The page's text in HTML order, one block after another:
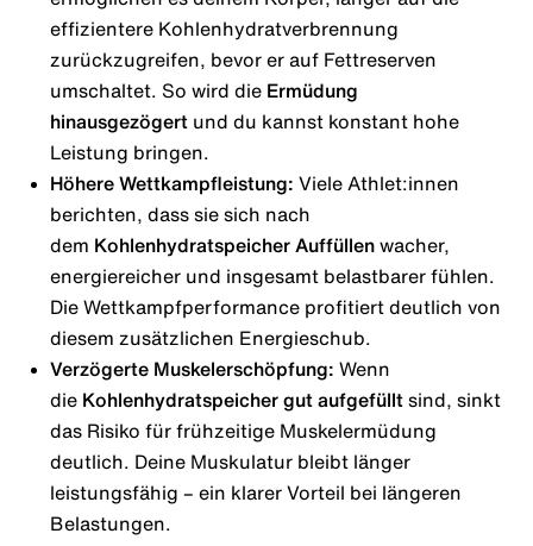
effizientere Kohlenhydratverbrennung
zurückzugreifen, bevor er auf Fettreserven
umschaltet. So wird die Ermüdung
hinausgezögertund du kannst konstant hohe
Leistung bringen.
Höhere Wettkampfleistung: Viele Athlet:innen
berichten, dass sie sich nach
dem Kohlenhydratspeicher Auffüllenwacher,
energiereicher und insgesamt belastbarer fühlen.
Die Wettkampfperformance profitiert deutlich von
diesem zusätzlichen Energieschub.
Verzögerte Muskelerschöpfung: Wenn
die Kohlenhydratspeicher gut aufgefülltsind, sinkt
das Risiko für frühzeitige Muskelermüdung
deutlich. Deine Muskulatur bleibt länger
leistungsfähig – ein klarer Vorteil bei längeren
Belastungen.